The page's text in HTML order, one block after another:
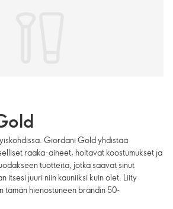
Giordani Gold yhdistää
raaka-aineet, hoitavat koostumukset ja
tuotteita, jotka saavat sinut
juuri niin kauniiksi kuin olet. Liity
tämän hienostuneen brändin 50-